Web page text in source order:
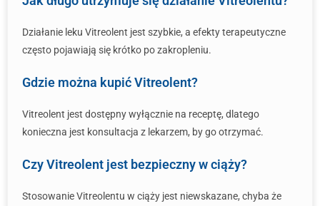
Działanie leku Vitreolent jest szybkie, a efekty terapeutyczne
często pojawiają się krótko po zakropleniu.
Gdzie można kupić Vitreolent?
Vitreolent jest dostępny wyłącznie na receptę, dlatego
konieczna jest konsultacja z lekarzem, by go otrzymać.
Czy Vitreolent jest bezpieczny w ciąży?
Stosowanie Vitreolentu w ciąży jest niewskazane, chyba że